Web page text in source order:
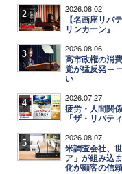
2 2026.08.02
【名画座リバ
リンカーン』
3 2026.08.06
高市政権の消
党が猛反発 ─
い
4 2026.07.27
疲労・人間関
「ザ・リバテ
5 2026.08.07
米調査会社、
ア」が組み込
化が顧客の信